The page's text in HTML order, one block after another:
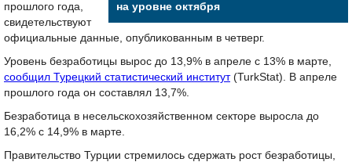
на уровне октября
прошлого года,
свидетельствуют
официальные данные, опубликованным в четверг.
Уровень безработицы вырос до 13,9% в апреле с 13% в марте,
сообщил Турецкий статистический институт(TurkStat). В апреле
прошлого года он составлял 13,7%.
Безработица в несельскохозяйственном секторе выросла до
16,2% с 14,9% в марте.
Правительство Турции стремилось сдержать рост безработицы,